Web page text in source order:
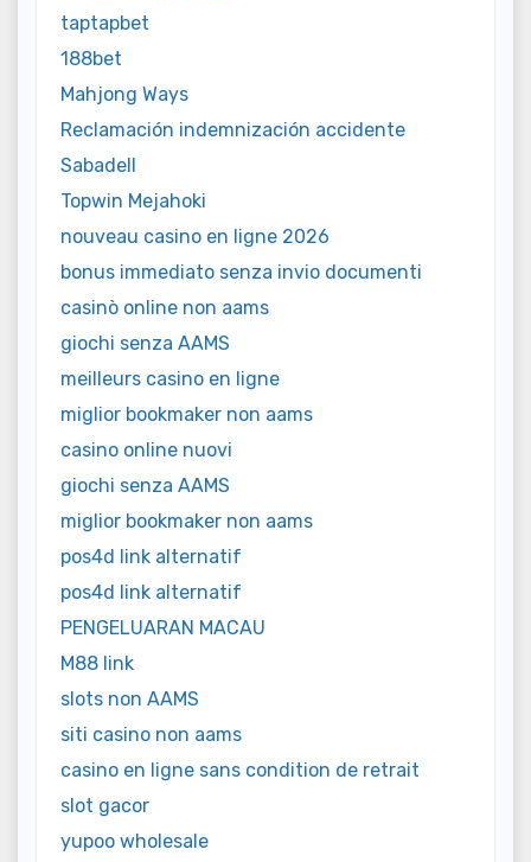
taptapbet
188bet
Mahjong Ways
Reclamación indemnización accidente
Sabadell
Topwin Mejahoki
nouveau casino en ligne 2026
bonus immediato senza invio documenti
casinò online non aams
giochi senza AAMS
meilleurs casino en ligne
miglior bookmaker non aams
casino online nuovi
giochi senza AAMS
miglior bookmaker non aams
pos4d link alternatif
pos4d link alternatif
PENGELUARAN MACAU
M88 link
slots non AAMS
siti casino non aams
casino en ligne sans condition de retrait
slot gacor
yupoo wholesale